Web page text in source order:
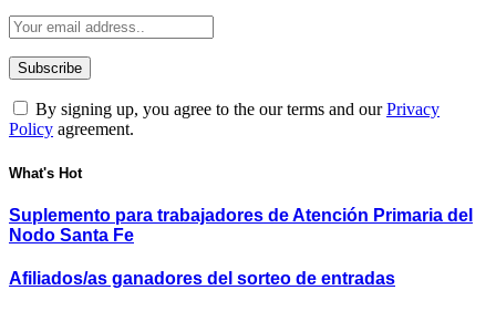
By signing up, you agree to the our terms and ourPrivacy
Policy agreement.
What's Hot
Suplemento para trabajadores de Atención Primaria del
Nodo Santa Fe
Afiliados/as ganadores del sorteo de entradas